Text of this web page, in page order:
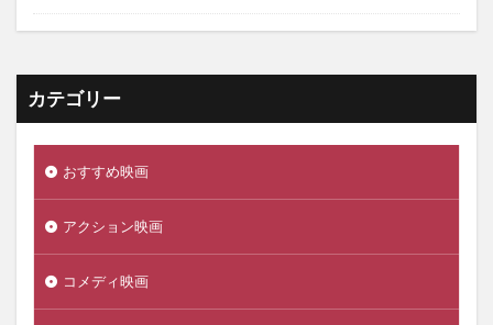
カテゴリー
おすすめ映画
アクション映画
コメディ映画